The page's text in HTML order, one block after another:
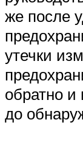
же после
утечки
обратно
до